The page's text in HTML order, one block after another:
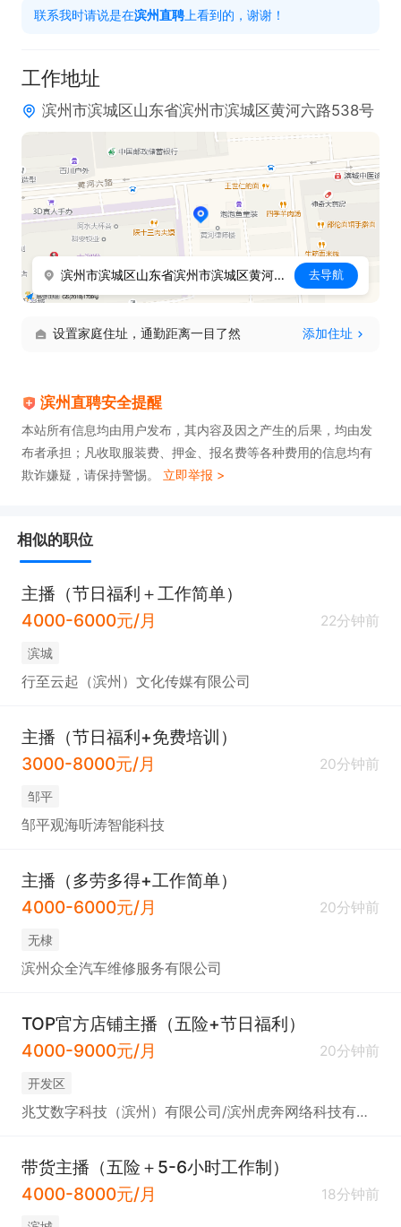
联系我时请说是在滨州直聘 上看到的，谢谢！
工作地址
滨州市滨城区山东省滨州市滨城区黄河六路538号
滨州市滨城区山东省滨州市滨城区黄河六路538号 去导航
设置家庭住址，通勤距离一目了然 添加住址
滨州直聘安全提醒
本站所有信息均由用户发布，其内容及因之产生的后果，均由发
布者承担；凡收取服装费、押金、报名费等各种费用的信息均有
欺诈嫌疑，请保持警惕。 立即举报 >
相似的职位
主播（节日福利＋工作简单）
4000-6000元/月
22分钟前
滨城
行至云起（滨州）文化传媒有限公司
主播（节日福利+免费培训）
3000-8000元/月
20分钟前
邹平
邹平观海听涛智能科技
主播（多劳多得+工作简单）
4000-6000元/月
20分钟前
无棣
滨州众全汽车维修服务有限公司
TOP官方店铺主播（五险+节日福利）
4000-9000元/月
20分钟前
开发区
兆艾数字科技（滨州）有限公司/滨州虎奔网络科技有限公司
带货主播（五险＋5-6小时工作制）
4000-8000元/月
18分钟前